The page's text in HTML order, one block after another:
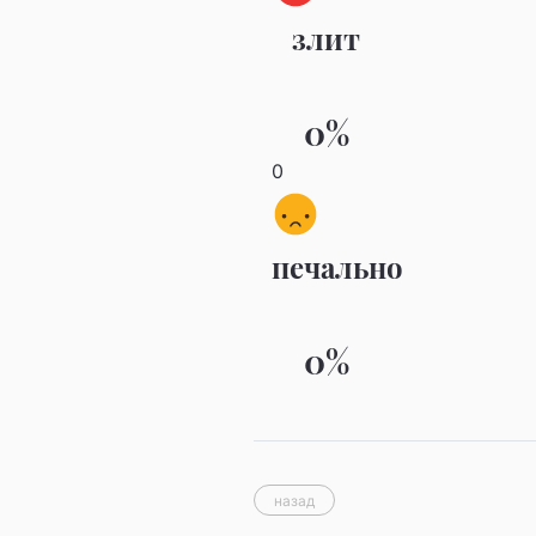
злит
0%
0
печально
0%
назад